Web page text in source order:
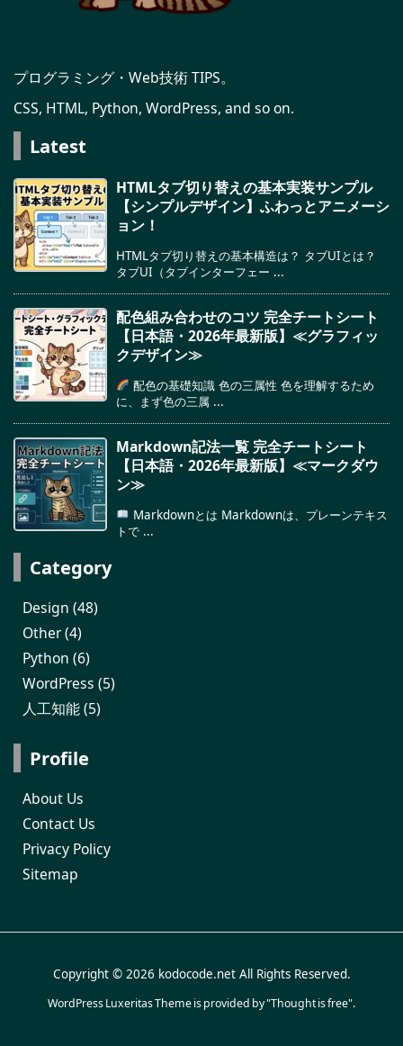
プログラミング・Web技術 TIPS。
CSS, HTML, Python, WordPress, and so on.
Latest
HTMLタブ切り替えの基本実装サンプル
【シンプルデザイン】ふわっとアニメーシ
ョン！
HTMLタブ切り替えの基本構造は？ タブUIとは？
タブUI（タブインターフェー ...
配色組み合わせのコツ 完全チートシート
【日本語・2026年最新版】≪グラフィッ
クデザイン≫
配色の基礎知識 色の三属性 色を理解するため
に、まず色の三属 ...
Markdown記法一覧 完全チートシート
【日本語・2026年最新版】≪マークダウ
ン≫
Markdownとは Markdownは、プレーンテキス
トで ...
Category
Design (48)
Other(4)
Python (6)
WordPress (5)
人工知能(5)
Profile
About Us
Contact Us
Privacy Policy
Sitemap
Copyright © 2026 kodocode.netAll Rights Reserved.
WordPress Luxeritas Theme is provided by "Thought is free".